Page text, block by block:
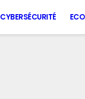
CYBERSÉCURITÉ